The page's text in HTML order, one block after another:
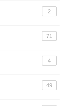
2
71
4
49